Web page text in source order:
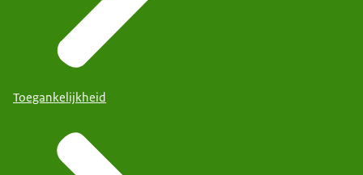
Toegankelijkheid